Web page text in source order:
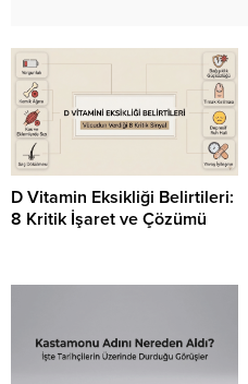
D Vitamin Eksikliği Belirtileri:
8 Kritik İşaret ve Çözümü